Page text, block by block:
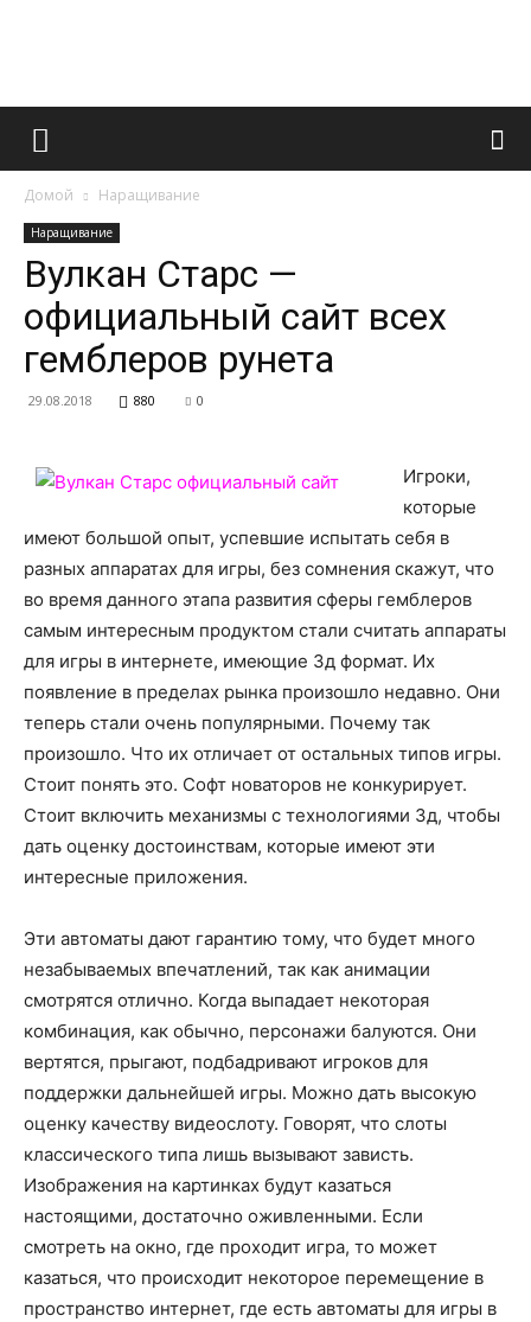
Французский
и
о
нем
Домой Наращивание
Наращивание
Вулкан Старс —
официальный сайт всех
гемблеров рунета
29.08.2018 880 0
Игроки,
которые
имеют большой опыт, успевшие испытать себя в
разных аппаратах для игры, без сомнения скажут, что
во время данного этапа развития сферы гемблеров
самым интересным продуктом стали считать аппараты
для игры в интернете, имеющие 3д формат. Их
появление в пределах рынка произошло недавно. Они
теперь стали очень популярными. Почему так
произошло. Что их отличает от остальных типов игры.
Стоит понять это. Софт новаторов не конкурирует.
Стоит включить механизмы с технологиями 3д, чтобы
дать оценку достоинствам, которые имеют эти
интересные приложения.
Эти автоматы дают гарантию тому, что будет много
незабываемых впечатлений, так как анимации
смотрятся отлично. Когда выпадает некоторая
комбинация, как обычно, персонажи балуются. Они
вертятся, прыгают, подбадривают игроков для
поддержки дальнейшей игры. Можно дать высокую
оценку качеству видеослоту. Говорят, что слоты
классического типа лишь вызывают зависть.
Изображения на картинках будут казаться
настоящими, достаточно оживленными. Если
смотреть на окно, где проходит игра, то может
казаться, что происходит некоторое перемещение в
пространство интернет, где есть автоматы для игры в